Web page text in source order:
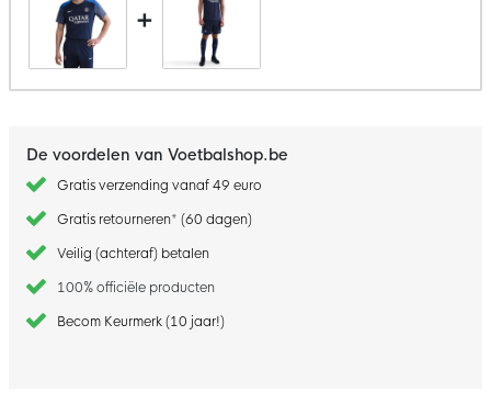
+
De voordelen van Voetbalshop.be
Gratis verzending vanaf 49 euro
Gratis retourneren* (60 dagen)
Veilig (achteraf) betalen
100% officiële producten
Becom Keurmerk (10 jaar!)